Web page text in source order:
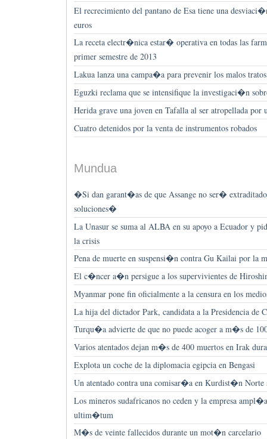
El recrecimiento del pantano de Esa tiene una
euros
La receta electr�nica estar� operativa en todas las
primer semestre de 2013
Lakua lanza una campa�a para prevenir los malos tratos
Eguzki reclama que se intensifique la investigaci�n
Herida grave una joven en Tafalla al ser atropellada
Cuatro detenidos por la venta de instrumentos robados
Mundua
�Si dan garant�as de que Assange no ser�
soluciones�
La Unasur se suma al ALBA en su apoyo a Ecuador y
la crisis
Pena de muerte en suspensi�n contra Gu Kailai por la
El c�ncer a�n persigue a los supervivientes de
Myanmar pone fin oficialmente a la censura en los
La hija del dictador Park, candidata a la Presidencia de
Turqu�a advierte de que no puede acoger a m�s de
Varios atentados dejan m�s de 400 muertos en Irak
Explota un coche de la diplomacia egipcia en Bengasi
Un atentado contra una comisar�a en Kurdist�n Norte
Los mineros sudafricanos no ceden y la empresa
ultim�tum
M�s de veinte fallecidos durante un mot�n carcelario